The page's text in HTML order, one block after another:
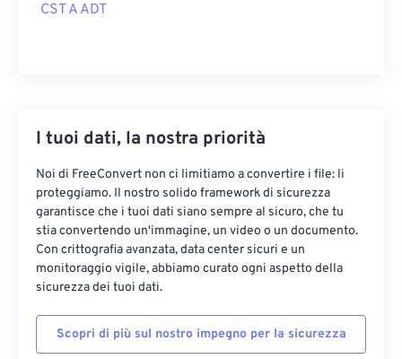
CST A ADT
I tuoi dati, la nostra priorità
Noi di FreeConvert non ci limitiamo a convertire i file: li
proteggiamo. Il nostro solido framework di sicurezza
garantisce che i tuoi dati siano sempre al sicuro, che tu
stia convertendo un'immagine, un video o un documento.
Con crittografia avanzata, data center sicuri e un
monitoraggio vigile, abbiamo curato ogni aspetto della
sicurezza dei tuoi dati.
Scopri di più sul nostro impegno per la sicurezza